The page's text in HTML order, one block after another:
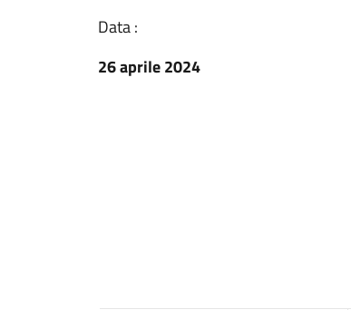
Data :
26 aprile 2024